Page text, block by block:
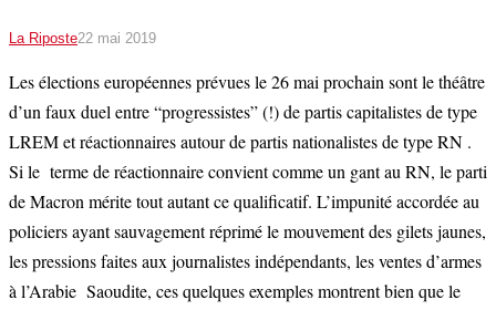
La Riposte22 mai 2019
Les élections européennes prévues le 26 mai prochain sont le théâtre
d’un faux duel entre “progressistes” (!) de partis capitalistes de type
LREM et réactionnaires autour de partis nationalistes de type RN .
Si le terme de réactionnaire convient comme un gant au RN, le parti
de Macron mérite tout autant ce qualificatif. L’impunité accordée au
policiers ayant sauvagement réprimé le mouvement des gilets jaunes,
les pressions faites aux journalistes indépendants, les ventes d’armes
à l’Arabie Saoudite, ces quelques exemples montrent bien que le